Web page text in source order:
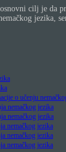
cilj je da
jezika,
o učenju
nemačkog jezika
nemačkog jezika
nemačkog jezika
nemačkog jezika
nemačkog jezika